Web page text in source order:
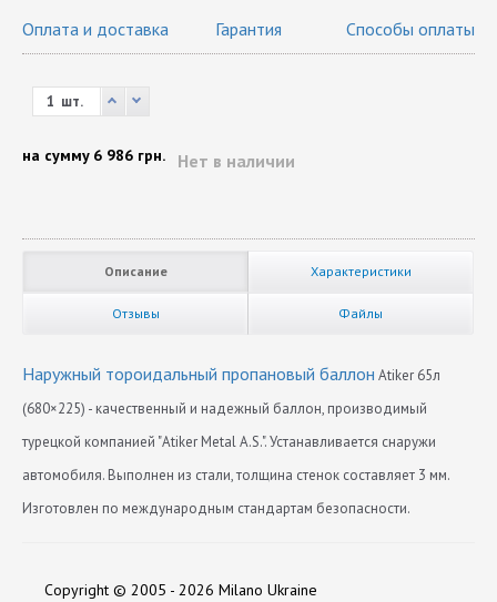
Оплата и доставка
Гарантия Способы оплаты
шт.
Нет в наличии
на сумму 6 986 грн.
Описание Характеристики
Отзывы Файлы
Наружный тороидальный пропановый баллон Atiker 65л
(680×225) - качественный и надежный баллон, производимый
турецкой компанией "Atiker Metal A.S.". Устанавливается снаружи
автомобиля. Выполнен из стали, толщина стенок составляет 3 мм.
Изготовлен по международным стандартам безопасности.
Длина
Copyright © 2005 - 2026 Milano Ukraine